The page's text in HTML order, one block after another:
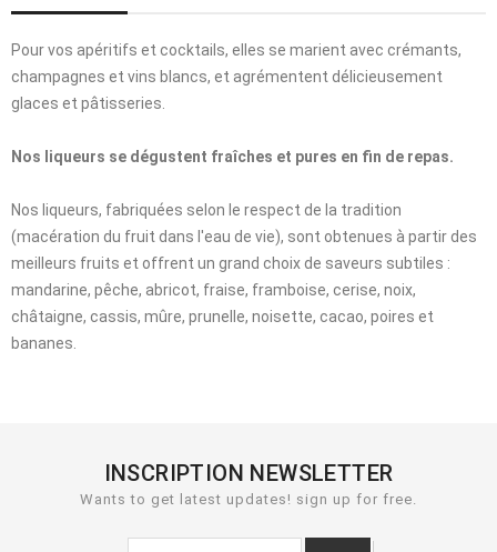
Pour vos apéritifs et cocktails, elles se marient avec crémants,
champagnes et vins blancs, et agrémentent délicieusement
glaces et pâtisseries.
Nos liqueurs se dégustent fraîches et pures en fin de repas.
Nos liqueurs, fabriquées selon le respect de la tradition
(macération du fruit dans l'eau de vie), sont obtenues à partir des
meilleurs fruits et offrent un grand choix de saveurs subtiles :
mandarine, pêche, abricot, fraise, framboise, cerise, noix,
châtaigne, cassis, mûre, prunelle, noisette, cacao, poires et
bananes.
INSCRIPTION NEWSLETTER
Wants to get latest updates! sign up for free.